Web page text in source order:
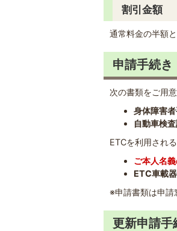
割引金額
通常料金の半額と
申請手続き
次の書類をご用
身体障害
自動車検
ETCを利用され
ご本人名
ETC車載
※申請書類は申請
更新申請手